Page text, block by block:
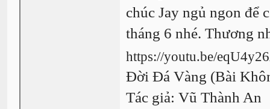
chúc Jay ngủ ngon để
tháng 6 nhé. Thương
https://youtu.be/
Đời Đá Vàng (Bài
Tác giả: Vũ Thành An